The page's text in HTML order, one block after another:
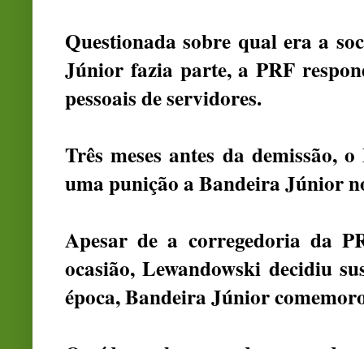
Questionada sobre qual era a
Júnior fazia parte, a PRF
pessoais de servidores.
Três meses antes da demissão, o
umapunição a Bandeira Júnior
Apesar de a corregedoria da
ocasião, Lewandowski decidiu
época, Bandeira Júnior